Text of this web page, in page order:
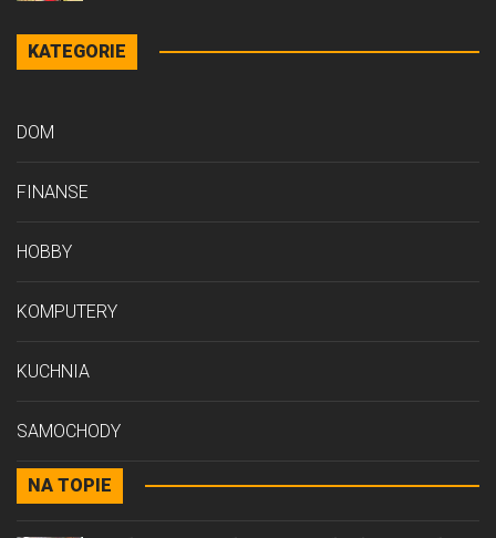
KATEGORIE
DOM
FINANSE
HOBBY
KOMPUTERY
KUCHNIA
SAMOCHODY
STYL
NA TOPIE